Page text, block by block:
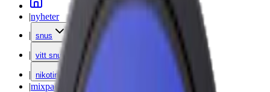
|nyheter
| snus
| vitt snus
| nikotinfritt
|mixpack